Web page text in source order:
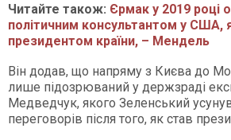
Читайте також: Єрмак у 2019 році
політичним консультантом у США,
президентом країни, – Мендель
Він додав, що напряму з Києва до
лише підозрюваний у держзраді
Медведчук, якого Зеленський
переговорів після того, як став